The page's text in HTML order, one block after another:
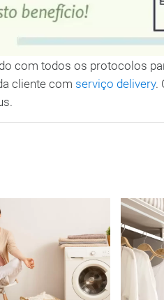
com todos os protocolos
cliente com serviço delivery.